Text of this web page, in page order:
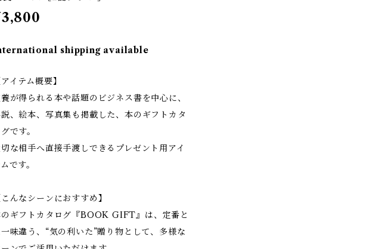
shipping available
アイテム概要】
が得られる本や話題のビジネス書を中心に、
、絵本、写真集も掲載した、本のギフトカタ
です。
な相手へ直接手渡しできるプレゼント用アイ
です。
こんなシーンにおすすめ】
ギフトカタログ『BOOK GIFT』は、定番と
味違う、“気の利いた”贈り物として、多様な